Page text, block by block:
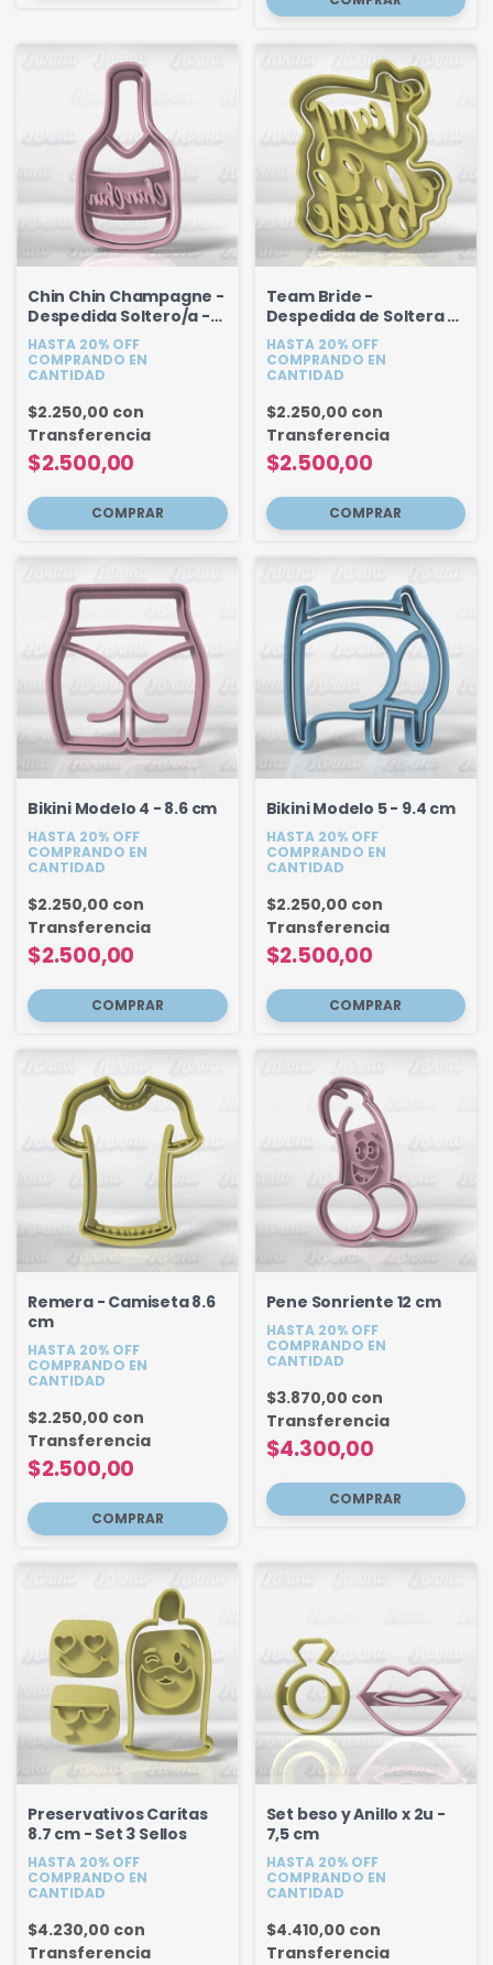
Chin Chin Champagne -
Despedida Soltero/a -
8.5 cm
HASTA 20% OFF
COMPRANDO EN
CANTIDAD
$2.500,00
$2.250,00 con
Transferencia
Team Bride -
Despedida de Soltera -
8.7 cm
HASTA 20% OFF
COMPRANDO EN
CANTIDAD
$2.500,00
$2.250,00 con
Transferencia
Bikini Modelo 4 - 8.6 cm
HASTA 20% OFF
COMPRANDO EN
CANTIDAD
$2.500,00
$2.250,00 con
Transferencia
Bikini Modelo 5 - 9.4 cm
HASTA 20% OFF
COMPRANDO EN
CANTIDAD
$2.500,00
$2.250,00 con
Transferencia
Remera - Camiseta 8.6
cm
HASTA 20% OFF
COMPRANDO EN
CANTIDAD
$2.500,00
$2.250,00 con
Transferencia
Pene Sonriente 12 cm
HASTA 20% OFF
COMPRANDO EN
CANTIDAD
$4.300,00
$3.870,00 con
Transferencia
Preservativos Caritas
8.7 cm - Set 3 Sellos
HASTA 20% OFF
COMPRANDO EN
CANTIDAD
$4.230,00 con
Transferencia
Set beso y Anillo x 2u -
7,5 cm
HASTA 20% OFF
COMPRANDO EN
CANTIDAD
$4.410,00 con
Transferencia